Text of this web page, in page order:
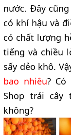
nước. Đây
có khí hậu và
có chất lượng
tiếng và chiều
sấy dẻo khô.
bao nhiêu?
Shop trái cây
không?